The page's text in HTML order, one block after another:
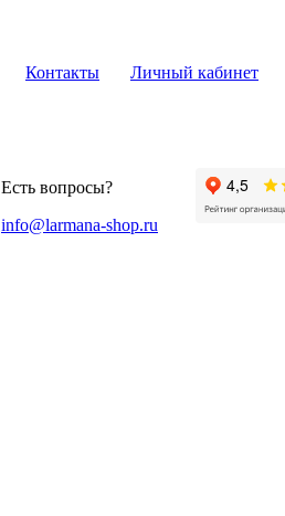
Контакты Личный кабинет
Есть вопросы?
info@larmana-shop.ru